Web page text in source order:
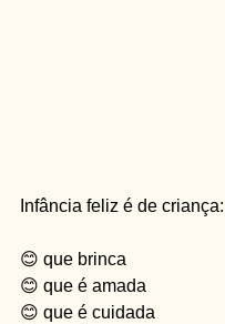
Infância feliz é de criança:
😊 que brinca
😊 que é amada
😊 que é cuidada